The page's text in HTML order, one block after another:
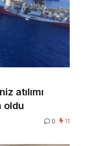
atılımı
oldu
0 11